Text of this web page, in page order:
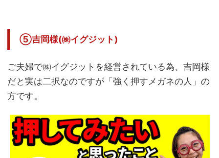
⑤吉岡様(㈱イグジット)
ご夫婦で㈱イグジットを経営されている為、吉岡様
だと実は二択なのですが「強く押すメガネの人」の
方です。